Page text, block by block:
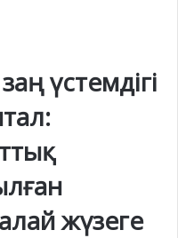
үстемдігі
жүзеге